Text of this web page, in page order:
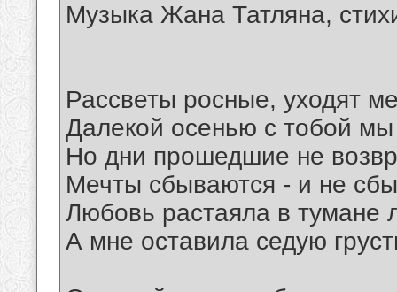
Музыка Жана Татляна,
Рассветы росные, уходят
Далекой осенью с тобой мы
Но дни прошедшие не
Мечты сбываются - и не
Любовь растаяла в тумане
А мне оставила седую